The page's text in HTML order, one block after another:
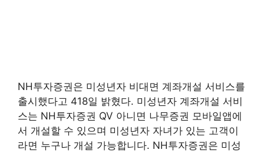
NH투자증권은 미성년자 비대면 계좌개설 서비스를
출시했다고 418일 밝혔다. 미성년자 계좌개설 서비
스는 NH투자증권 QV 아니면 나무증권 모바일앱에
서 개설할 수 있으며 미성년자 자녀가 있는 고객이
라면 누구나 개설 가능합니다. NH투자증권은 미성